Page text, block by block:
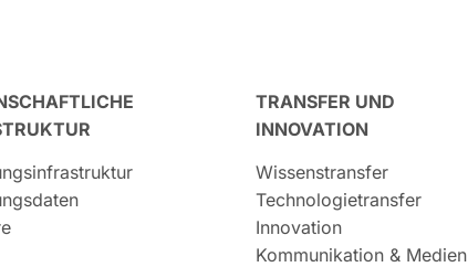
TRANSFER UND
INNOVATION
Wissenstransfer
Technologietransfer
Innovation
Kommunikation & Medien